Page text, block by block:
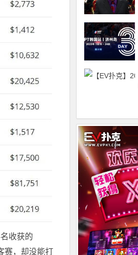
收获的
赛，却没能打